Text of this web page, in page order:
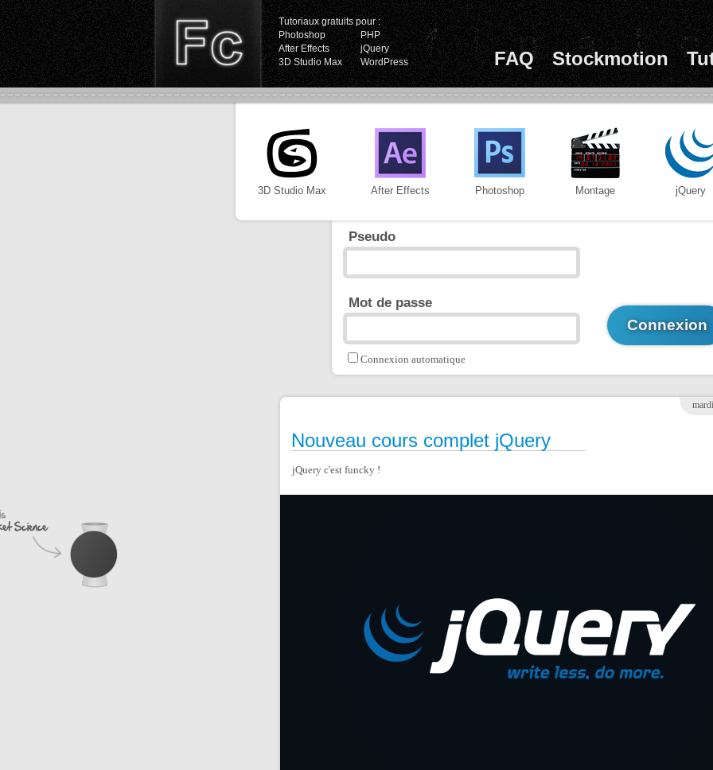
Tutoriaux gratuits pour :
Photoshop
PHP
After Effects
jQuery
3D Studio Max
WordPress FAQ Stockmotion
3D Studio Max After Effects Photoshop Montage jQuery
Pseudo
Mot de passe
Connexion automatique
Nouveau cours complet jQuery
jQuery c'est funcky !